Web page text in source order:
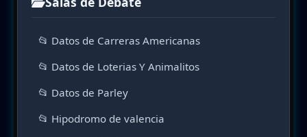
📂 Datos de Carreras Americanas
📂 Datos de Loterias Y Animalitos
📂 Datos de Parley
📂 Hipodromo de valencia